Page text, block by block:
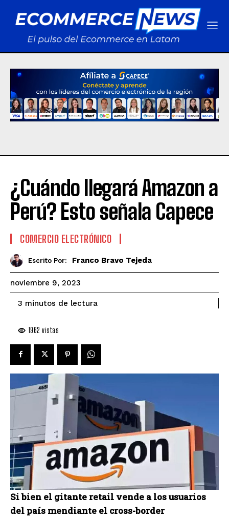
¿Cuándo llegará Amazon a
Perú? Esto señala Capece
COMERCIO ELECTRÓNICO
Escrito Por: Franco Bravo Tejeda
noviembre 9, 2023
3 minutos de lectura
1962 vistas
Si bien el gitante retail vende a los usuarios
del país mendiante el cross-border